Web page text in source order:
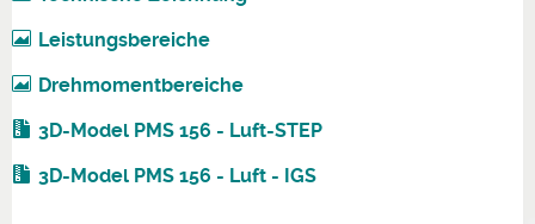
Leistungsbereiche
Drehmomentbereiche
3D-Model PMS 156 - Luft-STEP
3D-Model PMS 156 - Luft - IGS